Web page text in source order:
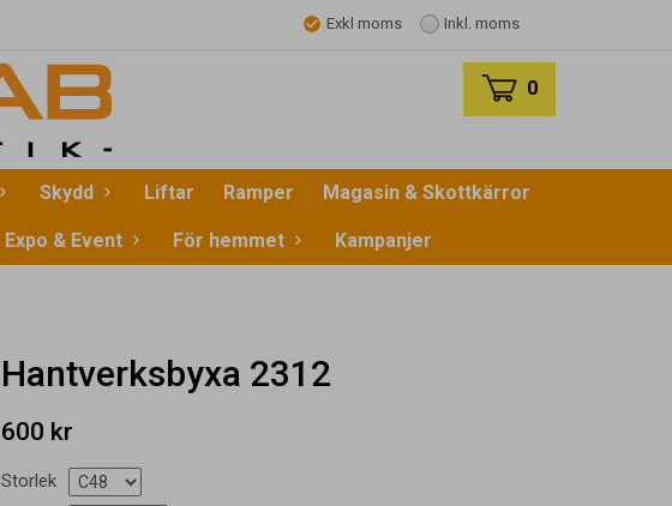
Exkl moms Inkl. moms
0
Skydd Liftar Ramper Magasin & Skottkärror
Expo & Event För hemmet Kampanjer
Hantverksbyxa 2312
600 kr
Storlek